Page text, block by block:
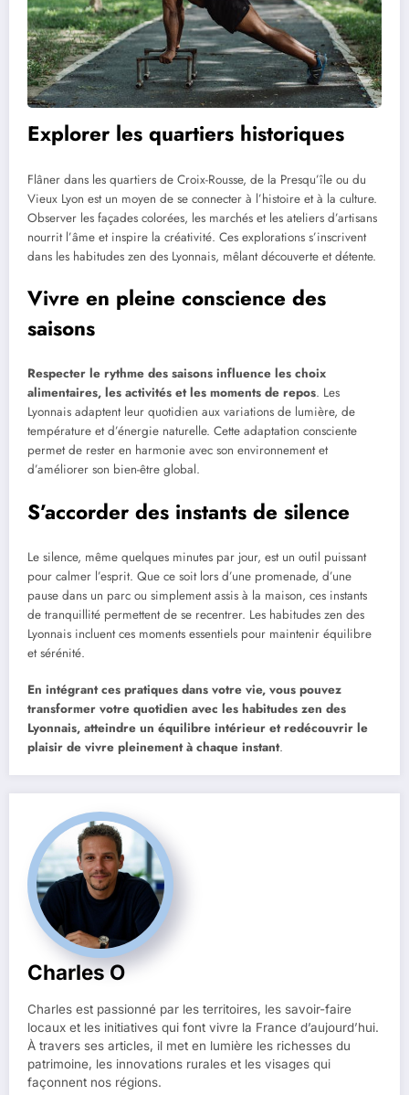
Explorer les quartiers historiques
Flâner dans les quartiers de Croix-Rousse, de la Presqu’île ou du
Vieux Lyon est un moyen de se connecter à l’histoire et à la culture.
Observer les façades colorées, les marchés et les ateliers d’artisans
nourrit l’âme et inspire la créativité. Ces explorations s’inscrivent
dans les habitudes zen des Lyonnais, mêlant découverte et détente.
Vivre en pleine conscience des
saisons
Respecter le rythme des saisons influence les choix
alimentaires, les activités et les moments de repos. Les
Lyonnais adaptent leur quotidien aux variations de lumière, de
température et d’énergie naturelle. Cette adaptation consciente
permet de rester en harmonie avec son environnement et
d’améliorer son bien-être global.
S’accorder des instants de silence
Le silence, même quelques minutes par jour, est un outil puissant
pour calmer l’esprit. Que ce soit lors d’une promenade, d’une
pause dans un parc ou simplement assis à la maison, ces instants
de tranquillité permettent de se recentrer. Les habitudes zen des
Lyonnais incluent ces moments essentiels pour maintenir équilibre
et sérénité.
En intégrant ces pratiques dans votre vie, vous pouvez
transformer votre quotidien avec les habitudes zen des
Lyonnais, atteindre un équilibre intérieur et redécouvrir le
plaisir de vivre pleinement à chaque instant.
Charles O
Charles est passionné par les territoires, les savoir-faire
locaux et les initiatives qui font vivre la France d’aujourd’hui.
À travers ses articles, il met en lumière les richesses du
patrimoine, les innovations rurales et les visages qui
façonnent nos régions.